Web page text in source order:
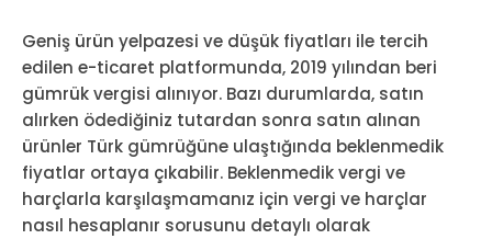
Geniş ürün yelpazesi ve düşük fiyatları ile tercih
edilen e-ticaret platformunda, 2019 yılından beri
gümrük vergisi alınıyor. Bazı durumlarda, satın
alırken ödediğiniz tutardan sonra satın alınan
ürünler Türk gümrüğüne ulaştığında beklenmedik
fiyatlar ortaya çıkabilir. Beklenmedik vergi ve
harçlarla karşılaşmamanız için vergi ve harçlar
nasıl hesaplanır sorusunu detaylı olarak